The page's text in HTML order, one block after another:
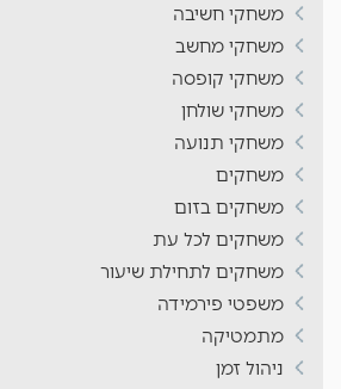
משחקי חשיבה
משחקי מחשב
משחקי קופסה
משחקי שולחן
משחקי תנועה
משחקים
משחקים בזום
משחקים לכל עת
משחקים לתחילת שיעור
משפטי פירמידה
מתמטיקה
ניהול זמן